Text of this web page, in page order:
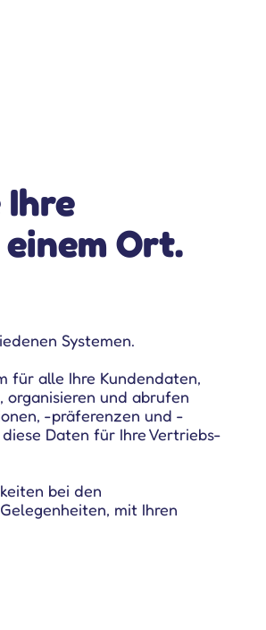
Ort.
Systemen.
für alle Ihre Kundendaten,
organisieren und abrufen
-präferenzen und -
Daten für Ihre Vertriebs-
bei den
mit Ihren